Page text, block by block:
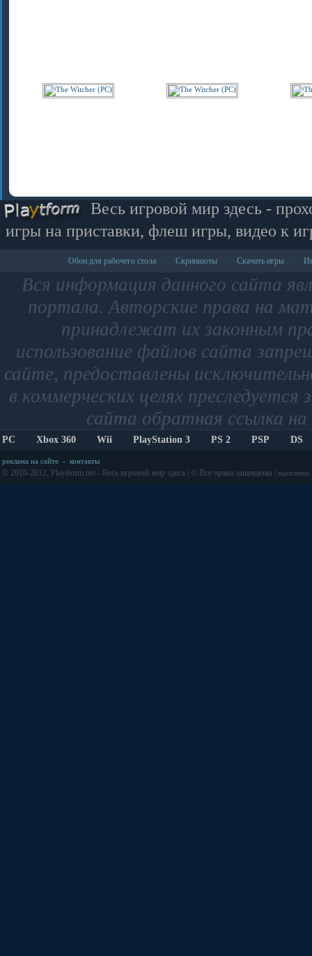
Весь игровой мир здесь -
игры на приставки, флеш игры, видео к
Обои для рабочего стола Скриншоты Скачать игры
Вся информация данного сайта
портала. Авторские права на
принадлежат их законным
использование файлов сайта
сайте, предоставлены
в коммерческих целях
сайта обратная ссылка
PC Xbox 360 Wii PlayStation 3 PS 2 PSP DS
реклама на сайте - контакты
© 2010-2012, Playtform.net - Весь игровой мир здесь | © Все права защищены | выполнено